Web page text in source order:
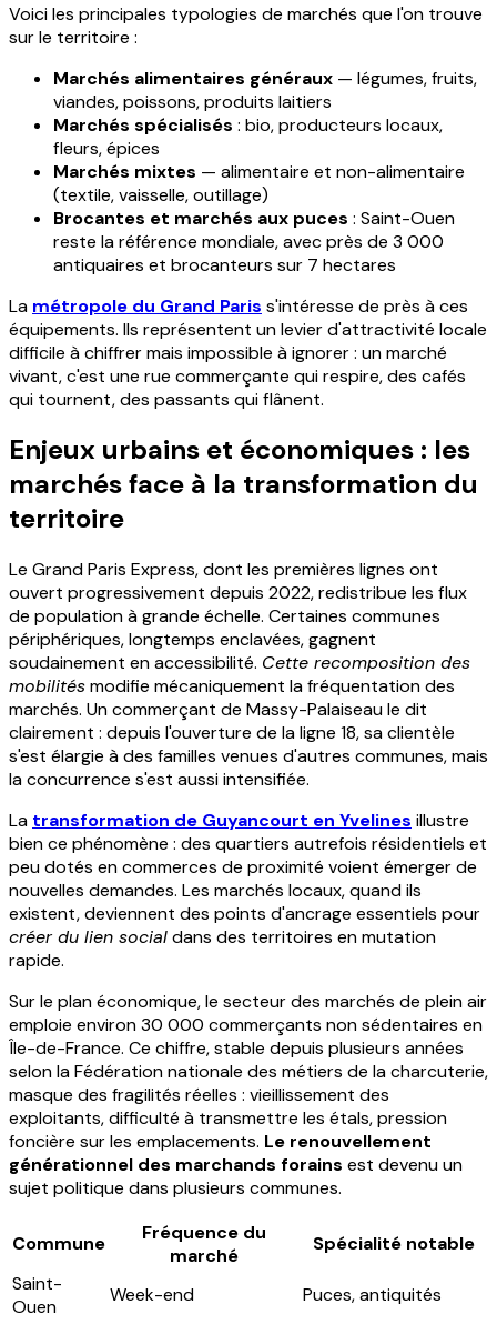
Voici les principales typologies de marchés que l'on trouve
sur le territoire :
Marchés alimentaires généraux — légumes, fruits,
viandes, poissons, produits laitiers
Marchés spécialisés : bio, producteurs locaux,
fleurs, épices
Marchés mixtes — alimentaire et non-alimentaire
(textile, vaisselle, outillage)
Brocantes et marchés aux puces : Saint-Ouen
reste la référence mondiale, avec près de 3 000
antiquaires et brocanteurs sur 7 hectares
La métropole du Grand Paris s'intéresse de près à ces
équipements. Ils représentent un levier d'attractivité locale
difficile à chiffrer mais impossible à ignorer : un marché
vivant, c'est une rue commerçante qui respire, des cafés
qui tournent, des passants qui flânent.
Enjeux urbains et économiques : les
marchés face à la transformation du
territoire
Le Grand Paris Express, dont les premières lignes ont
ouvert progressivement depuis 2022, redistribue les flux
de population à grande échelle. Certaines communes
périphériques, longtemps enclavées, gagnent
soudainement en accessibilité. Cette recomposition des
mobilitésmodifie mécaniquement la fréquentation des
marchés. Un commerçant de Massy-Palaiseau le dit
clairement : depuis l'ouverture de la ligne 18, sa clientèle
s'est élargie à des familles venues d'autres communes, mais
la concurrence s'est aussi intensifiée.
La transformation de Guyancourt en Yvelines illustre
bien ce phénomène : des quartiers autrefois résidentiels et
peu dotés en commerces de proximité voient émerger de
nouvelles demandes. Les marchés locaux, quand ils
existent, deviennent des points d'ancrage essentiels pour
créer du lien socialdans des territoires en mutation
rapide.
Sur le plan économique, le secteur des marchés de plein air
emploie environ 30 000 commerçants non sédentaires en
Île-de-France. Ce chiffre, stable depuis plusieurs années
selon la Fédération nationale des métiers de la charcuterie,
masque des fragilités réelles : vieillissement des
exploitants, difficulté à transmettre les étals, pression
foncière sur les emplacements. Le renouvellement
générationnel des marchands forains est devenu un
sujet politique dans plusieurs communes.
Commune
Fréquence du
marché
Spécialité notable
Saint-
Ouen
Week-end
Puces, antiquités